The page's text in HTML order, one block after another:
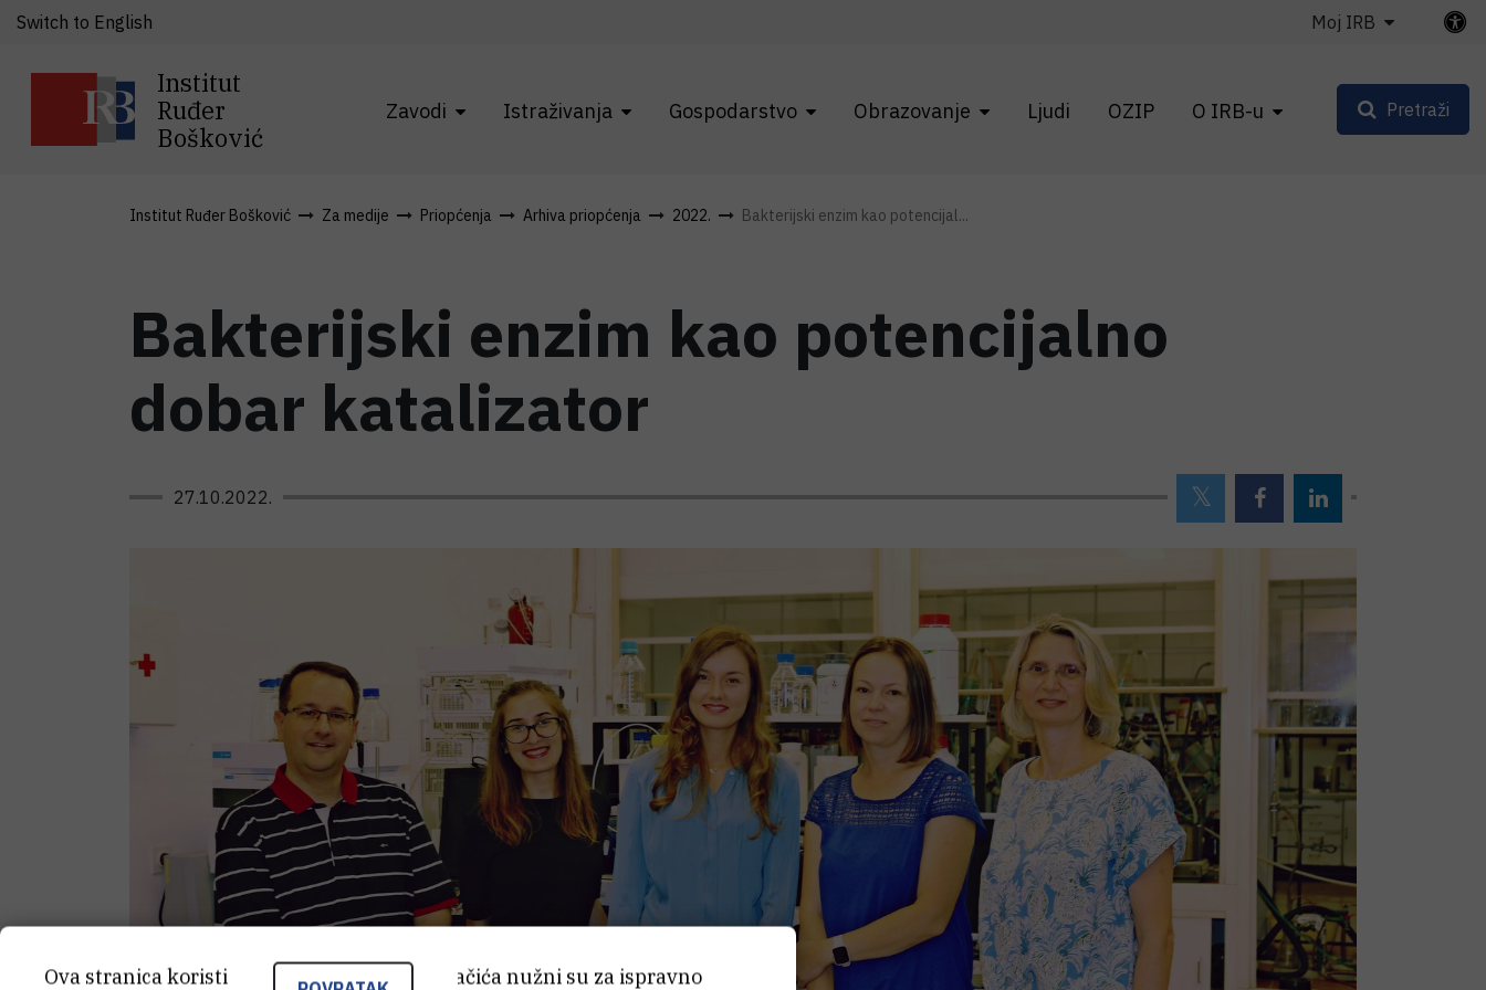
Institut
Ruđer
Bošković
Zavodi Istraživanja Gospodarstvo Obrazovanje Ljudi OZIP O IRB-u
Switch to English Moj IRB
Pretraži
Institut Ruđer Bošković Za medije Priopćenja Arhiva priopćenja 2022. Bakterijski enzim kao potencijal...
Bakterijski enzim kao potencijalno
dobar katalizator
27.10.2022.
Ova stranica koristi kolačiće. Neki od tih kolačića nužni su za ispravno